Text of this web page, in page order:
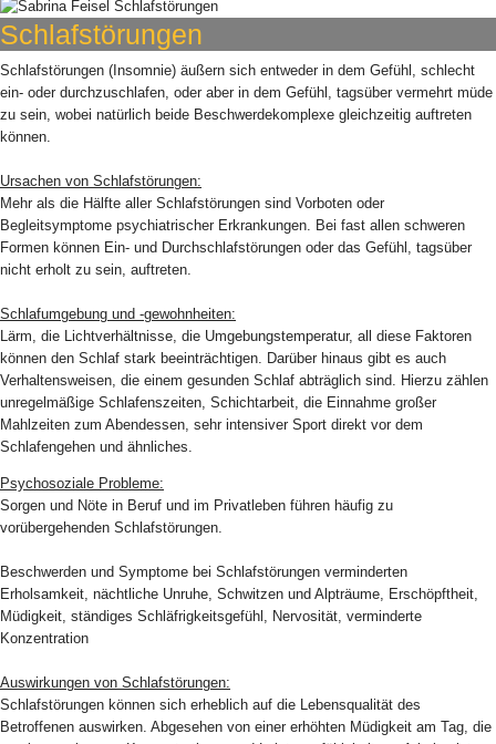
Schlafstörungen
Schlafstörungen (Insomnie) äußern sich entweder in dem Gefühl, schlecht
ein- oder durchzuschlafen, oder aber in dem Gefühl, tagsüber vermehrt müde
zu sein, wobei natürlich beide Beschwerdekomplexe gleichzeitig auftreten
können.
Ursachen von Schlafstörungen:
Mehr als die Hälfte aller Schlafstörungen sind Vorboten oder
Begleitsymptome psychiatrischer Erkrankungen. Bei fast allen schweren
Formen können Ein- und Durchschlafstörungen oder das Gefühl, tagsüber
nicht erholt zu sein, auftreten.
Schlafumgebung und -gewohnheiten:
Lärm, die Lichtverhältnisse, die Umgebungstemperatur, all diese Faktoren
können den Schlaf stark beeinträchtigen. Darüber hinaus gibt es auch
Verhaltensweisen, die einem gesunden Schlaf abträglich sind. Hierzu zählen
unregelmäßige Schlafenszeiten, Schichtarbeit, die Einnahme großer
Mahlzeiten zum Abendessen, sehr intensiver Sport direkt vor dem
Schlafengehen und ähnliches.
Psychosoziale Probleme:
Sorgen und Nöte in Beruf und im Privatleben führen häufig zu
vorübergehenden Schlafstörungen.
Beschwerden und Symptome bei Schlafstörungen verminderten
Erholsamkeit, nächtliche Unruhe, Schwitzen und Alpträume, Erschöpftheit,
Müdigkeit, ständiges Schläfrigkeitsgefühl, Nervosität, verminderte
Konzentration
Auswirkungen von Schlafstörungen:
Schlafstörungen können sich erheblich auf die Lebensqualität des
Betroffenen auswirken. Abgesehen von einer erhöhten Müdigkeit am Tag, die